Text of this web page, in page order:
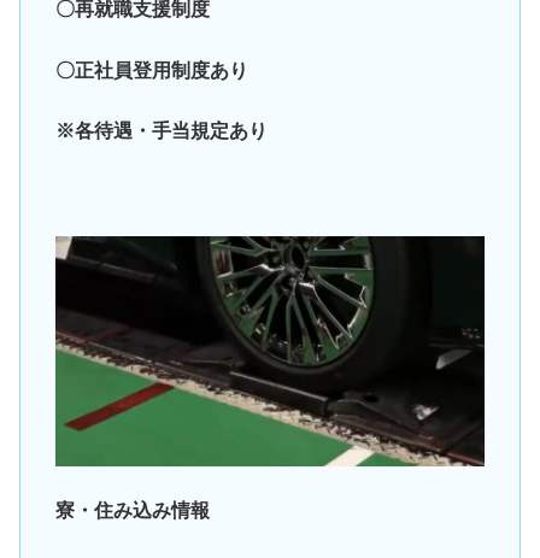
〇再就職支援制度
〇正社員登用制度あり
※各待遇・手当規定あり
寮・住み込み情報